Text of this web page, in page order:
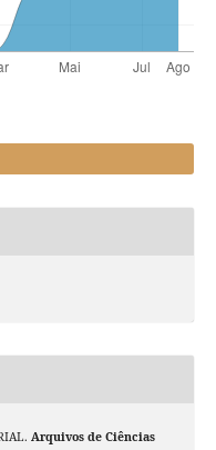
Arquivos de Ciências